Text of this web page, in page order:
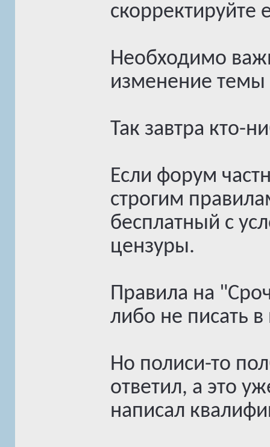
скорректируйте
Необходимо
изменение темы
Так завтра кто-
Если форум
строгим
бесплатный с
цензуры.
Правила на
либо не писать в
Но полиси-то
ответил, а это
написал